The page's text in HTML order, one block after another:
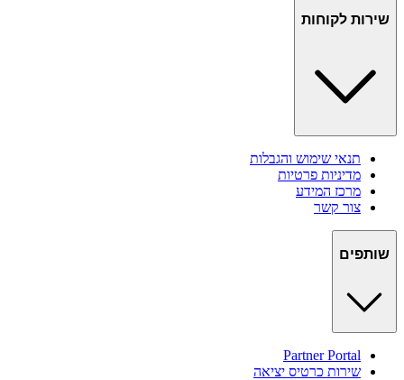
שירות לקוחות
תנאי שימוש והגבלות
מדיניות פרטיות
מרכז המידע
צור קשר
שותפים
Partner Portal
שירות כרטיס יציאה